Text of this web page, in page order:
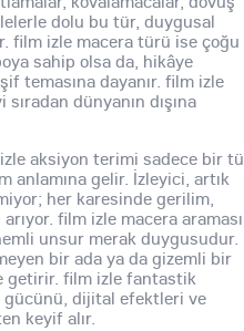
dolu bu tür, duygusal
film izle macera türü ise çoğu
sahip olsa da, hikâye
temasına dayanır. film izle
dünyanın dışına
aksiyon terimi sadece bir
anlamına gelir. İzleyici, artık
her karesinde gerilim,
film izle macera araması
unsur merak duygusudur.
bir ada ya da gizemli bir
getirir. film izle fantastik
gücünü, dijital efektleri ve
keyif alır.